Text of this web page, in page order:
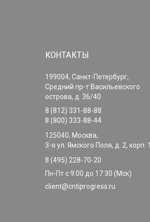
КОНТАКТЫ
199004, Санкт-Петербург,
Средний пр-т Васильевского
острова, д. 36/40
8 (812) 331-88-88
8 (800) 333-88-44
125040, Москва,
3-я ул. Ямского Поля, д. 2, корп. 1
8 (495) 228-70-20
Пн-Пт с 9:00 до 17:30 (Мск)
client@cntiprogress.ru